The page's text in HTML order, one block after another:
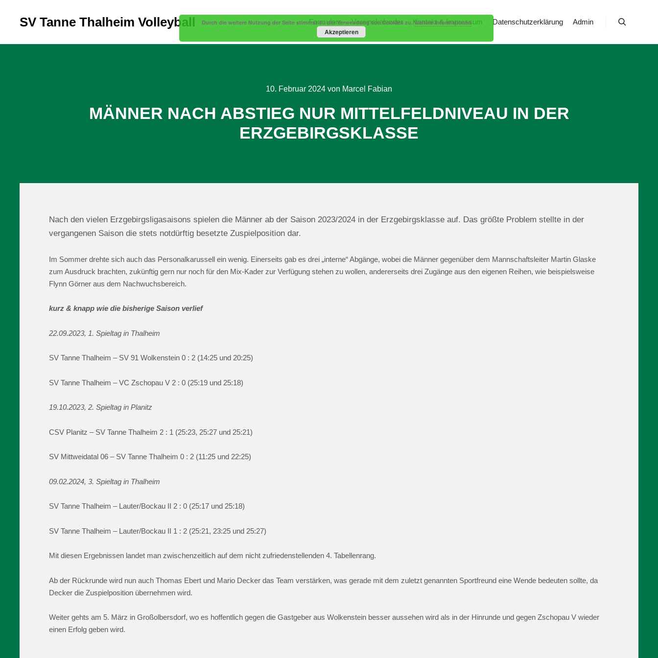
SV Tanne Thalheim Volleyball Formulare Vereinskalender Kontakt & Impressum Datenschutzerklärung Admin
10. Februar 2024 von Marcel Fabian
MÄNNER NACH ABSTIEG NUR MITTELFELDNIVEAU IN DER
ERZGEBIRGSKLASSE
Nach den vielen Erzgebirgsligasaisons spielen die Männer ab der Saison 2023/2024 in der Erzgebirgsklasse auf. Das größte Problem stellte in der
vergangenen Saison die stets notdürftig besetzte Zuspielposition dar.
Im Sommer drehte sich auch das Personalkarussell ein wenig. Einerseits gab es drei „interne“ Abgänge, wobei die Männer gegenüber dem Mannschaftsleiter Martin Glaske
zum Ausdruck brachten, zukünftig gern nur noch für den Mix-Kader zur Verfügung stehen zu wollen, andererseits drei Zugänge aus den eigenen Reihen, wie beispielsweise
Flynn Görner aus dem Nachwuchsbereich.
kurz & knapp wie die bisherige Saison verlief
22.09.2023, 1. Spieltag in Thalheim
SV Tanne Thalheim – SV 91 Wolkenstein 0 : 2 (14:25 und 20:25)
SV Tanne Thalheim – VC Zschopau V 2 : 0 (25:19 und 25:18)
19.10.2023, 2. Spieltag in Planitz
CSV Planitz – SV Tanne Thalheim 2 : 1 (25:23, 25:27 und 25:21)
SV Mittweidatal 06 – SV Tanne Thalheim 0 : 2 (11:25 und 22:25)
09.02.2024, 3. Spieltag in Thalheim
SV Tanne Thalheim – Lauter/Bockau II 2 : 0 (25:17 und 25:18)
SV Tanne Thalheim – Lauter/Bockau II 1 : 2 (25:21, 23:25 und 25:27)
Mit diesen Ergebnissen landet man zwischenzeitlich auf dem nicht zufriedenstellenden 4. Tabellenrang.
Ab der Rückrunde wird nun auch Thomas Ebert und Mario Decker das Team verstärken, was gerade mit dem zuletzt genannten Sportfreund eine Wende bedeuten sollte, da
Decker die Zuspielposition übernehmen wird.
Weiter gehts am 5. März in Großolbersdorf, wo es hoffentlich gegen die Gastgeber aus Wolkenstein besser aussehen wird als in der Hinrunde und gegen Zschopau V wieder
einen Erfolg geben wird.
Durch die weitere Nutzung der Seite stimmst du der Verwendung von Cookies zu. Weitere Informationen
Akzeptieren